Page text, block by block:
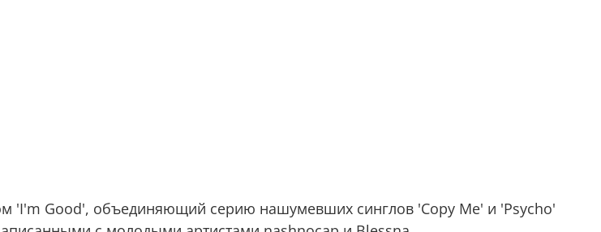
'I'm Good', объединяющий серию нашумевших синглов 'Copy Me' и 'Psycho'